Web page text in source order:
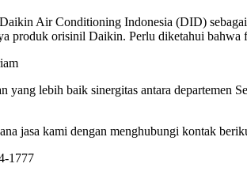
Air Conditioning Indonesia (DID)
produk orisinil Daikin. Perlu diketahui
yang lebih baik sinergitas antara departemen
jasa kami dengan menghubungi kontak
1777